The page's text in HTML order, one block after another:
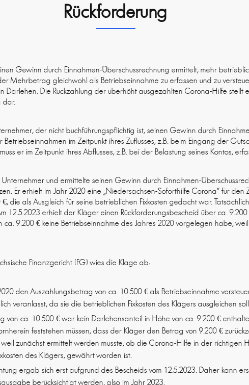
Rückforderung
Gewinn durch Einnahmen-Überschussrechnung ermittelt, mehr
Mehrbetrag gleichwohl als Betriebseinnahme zu erfassen und zu
Darlehen. Die Rückzahlung der überhöht ausgezahlten Corona-Hilfe stellt
dar.
der nicht buchführungspflichtig ist, seinen Gewinn durch
Betriebseinnahmen im Zeitpunkt ihres Zuflusses, z.B. beim Eingang der
er im Zeitpunkt ihres Abflusses, z.B. bei der Belastung seines Kontos,
und ermittelte seinen Gewinn durch Einnahmen-
Er erhielt im Jahr 2020 eine „Niedersachsen-Soforthilfe Corona“ für den
die als Ausgleich für seine betrieblichen Fixkosten gedacht war.
12.5.2023 erhielt der Kläger einen Rückforderungsbescheid über ca.
ca. 9.200 € keine Betriebseinnahme des Jahres 2020 vorgelegen habe,
Finanzgericht (FG) wies die Klage ab:
den Auszahlungsbetrag von ca. 10.500 € als Betriebseinnahme
veranlasst, da sie die betrieblichen Fixkosten des Klägers ausgleichen
von ca. 10.500 € war kein Darlehensanteil in Höhe von ca. 9.200 €
feststehen müssen, dass der Kläger den Betrag von 9.200 €
zunächst ermittelt werden musste, ob die Corona-Hilfe in der richtigen
des Klägers, gewährt worden ist.
ergab sich erst aufgrund des Bescheids vom 12.5.2023. Daher kann
berücksichtigt werden, also im Jahr 2023.